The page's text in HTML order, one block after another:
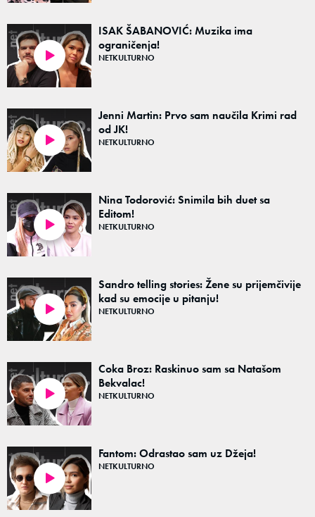
ISAK ŠABANOVIĆ: Muzika ima
ograničenja!
NETKULTURNO
Jenni Martin: Prvo sam naučila Krimi rad
od JK!
NETKULTURNO
Nina Todorović: Snimila bih duet sa
Editom!
NETKULTURNO
Sandro telling stories: Žene su prijemčivije
kad su emocije u pitanju!
NETKULTURNO
Coka Broz: Raskinuo sam sa Natašom
Bekvalac!
NETKULTURNO
Fantom: Odrastao sam uz Džeja!
NETKULTURNO